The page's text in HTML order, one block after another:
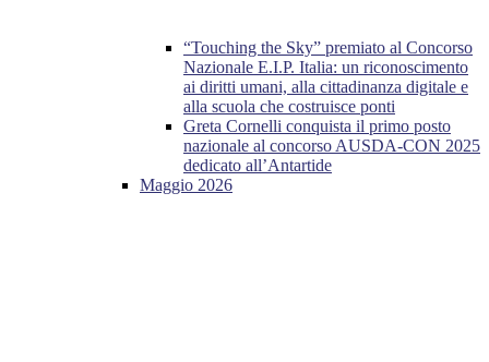
“Touching the Sky” premiato al Concorso
Nazionale E.I.P. Italia: un riconoscimento
ai diritti umani, alla cittadinanza digitale e
alla scuola che costruisce ponti
Greta Cornelli conquista il primo posto
nazionale al concorso AUSDA-CON 2025
dedicato all’Antartide
Maggio 2026